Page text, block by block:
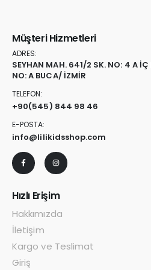
Müşteri Hizmetleri
ADRES:
SEYHAN MAH. 641/2 SK. NO: 4 A İÇ
NO: A BUCA/ İZMİR
TELEFON:
+90(545) 844 98 46
E-POSTA:
info@lilikidsshop.com
Hızlı Erişim
Hakkımızda
İletişim
Kargo ve Teslimat
Giriş